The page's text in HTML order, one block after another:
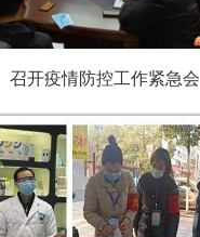
情防控工作紧急会